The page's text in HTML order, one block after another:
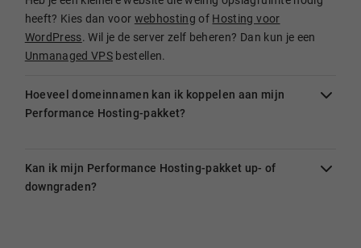
heeft? Kies dan voor webhosting of Hosting voor
WordPress. Wil je de server zelf beheren? Dan kun je een
Unmanaged VPS bestellen.
Hoeveel domeinnamen kan ik koppelen aan mijn
Performance Hosting-pakket?
Kan ik mijn Performance Hosting-pakket up- of
downgraden?